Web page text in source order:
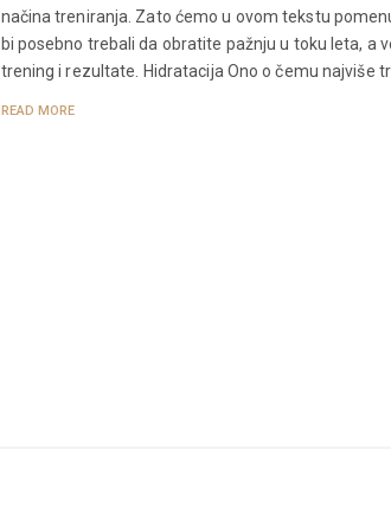
načina treniranja. Zato ćemo u ovom tekstu
bi posebno trebali da obratite pažnju u toku leta, a
trening i rezultate. Hidratacija Ono o čemu najviše
READ MORE